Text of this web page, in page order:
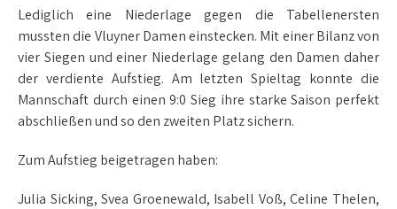
Lediglich eine Niederlage gegen die Tabellenersten
mussten die Vluyner Damen einstecken. Mit einer Bilanz von
vier Siegen und einer Niederlage gelang den Damen daher
der verdiente Aufstieg. Am letzten Spieltag konnte die
Mannschaft durch einen 9:0 Sieg ihre starke Saison perfekt
abschließen und so den zweiten Platz sichern.
Zum Aufstieg beigetragen haben:
Julia Sicking, Svea Groenewald, Isabell Voß, Celine Thelen,